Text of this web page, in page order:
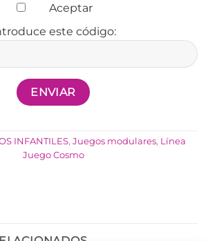
Aceptar
este código:
INFANTILES, Juegos modulares, Línea
Juego Cosmo